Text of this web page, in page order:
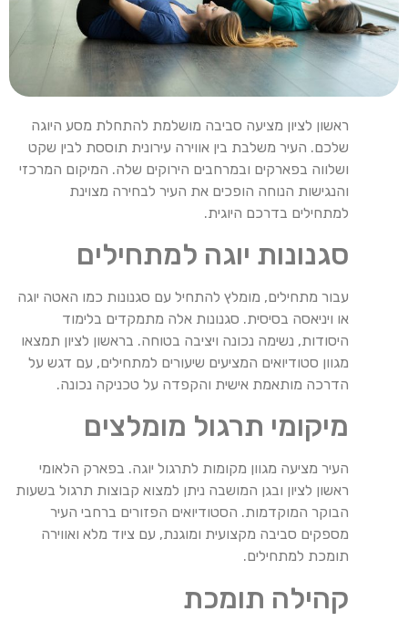
ראשון לציון מציעה סביבה מושלמת להתחלת מסע היוגה
שלכם. העיר משלבת בין אווירה עירונית תוססת לבין שקט
ושלווה בפארקים ובמרחבים הירוקים שלה. המיקום המרכזי
והנגישות הנוחה הופכים את העיר לבחירה מצוינת
למתחילים בדרכם היוגית.
סגנונות יוגה למתחילים
עבור מתחילים, מומלץ להתחיל עם סגנונות כמו האטה יוגה
או ויניאסה בסיסית. סגנונות אלה מתמקדים בלימוד
היסודות, נשימה נכונה ויציבה בטוחה. בראשון לציון תמצאו
מגוון סטודיואים המציעים שיעורים למתחילים, עם דגש על
הדרכה מותאמת אישית והקפדה על טכניקה נכונה.
מיקומי תרגול מומלצים
העיר מציעה מגוון מקומות לתרגול יוגה. בפארק הלאומי
ראשון לציון ובגן המושבה ניתן למצוא קבוצות תרגול בשעות
הבוקר המוקדמות. הסטודיואים הפזורים ברחבי העיר
מספקים סביבה מקצועית ומוגנת, עם ציוד מלא ואווירה
תומכת למתחילים.
קהילה תומכת